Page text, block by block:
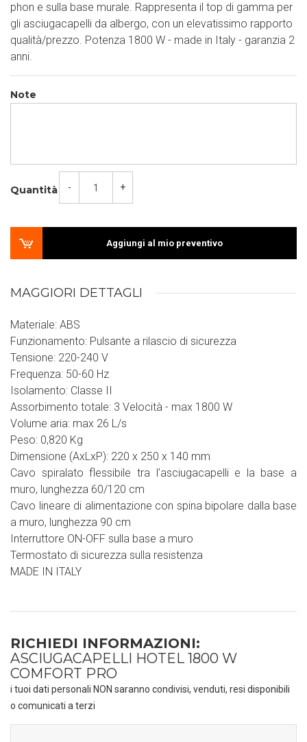
phon e sulla base murale. Rappresenta il top di gamma per
gli asciugacapelli da albergo, con un elevatissimo rapporto
qualità/prezzo. Potenza 1800 W - made in Italy - garanzia 2
anni.
Note
Quantità - +
Aggiungi al mio preventivo
MAGGIORI DETTAGLI
Materiale: ABS
Funzionamento: Pulsante a rilascio di sicurezza
Tensione: 220-240 V
Frequenza: 50-60 Hz
Isolamento: Classe II
Assorbimento totale: 3 Velocità - max 1800 W
Volume aria: max 26 L/s
Peso: 0,820 Kg
Dimensione (AxLxP): 220 x 250 x 140 mm
Cavo spiralato flessibile tra l'asciugacapelli e la base a
muro, lunghezza 60/120 cm
Cavo lineare di alimentazione con spina bipolare dalla base
a muro, lunghezza 90 cm
Interruttore ON-OFF sulla base a muro
Termostato di sicurezza sulla resistenza
MADE IN ITALY
RICHIEDI INFORMAZIONI:
ASCIUGACAPELLI HOTEL 1800 W
COMFORT PRO
i tuoi dati personali NON saranno condivisi, venduti, resi disponibili
o comunicati a terzi